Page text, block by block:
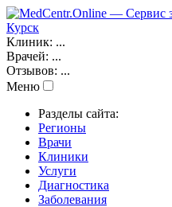
Курск
Клиник: ...
Врачей: ...
Отзывов: ...
Меню
Разделы сайта:
Регионы
Врачи
Клиники
Услуги
Диагностика
Заболевания